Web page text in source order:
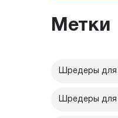
Метки
Шредеры для
Шредеры для